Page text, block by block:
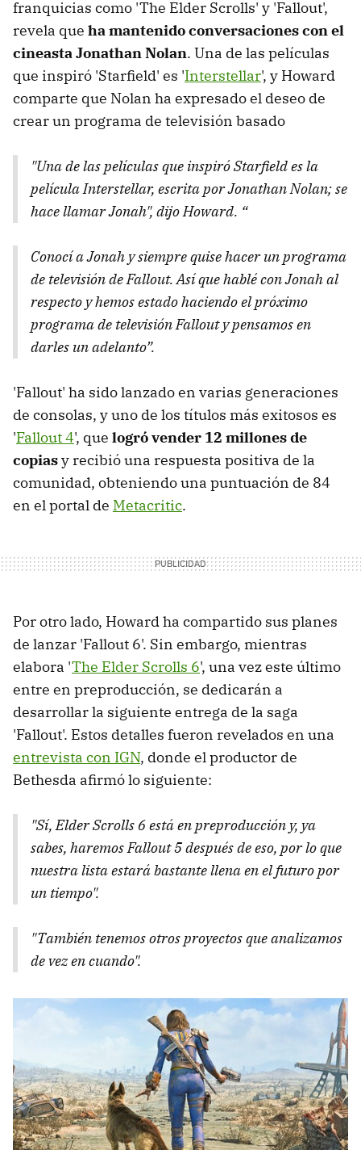
franquicias como 'The Elder Scrolls' y 'Fallout',
revela que ha mantenido conversaciones con el
cineasta Jonathan Nolan. Una de las películas
que inspiró 'Starfield' es 'Interstellar', y Howard
comparte que Nolan ha expresado el deseo de
crear un programa de televisión basado
"Una de las películas que inspiró Starfield es la
película Interstellar, escrita por Jonathan Nolan; se
hace llamar Jonah", dijo Howard. “
Conocí a Jonah y siempre quise hacer un programa
de televisión de Fallout. Así que hablé con Jonah al
respecto y hemos estado haciendo el próximo
programa de televisión Fallout y pensamos en
darles un adelanto”.
'Fallout' ha sido lanzado en varias generaciones
de consolas, y uno de los títulos más exitosos es
'Fallout 4', que logró vender 12 millones de
copiasy recibió una respuesta positiva de la
comunidad, obteniendo una puntuación de 84
en el portal de Metacritic.
Por otro lado, Howard ha compartido sus planes
de lanzar 'Fallout 6'. Sin embargo, mientras
elabora 'The Elder Scrolls 6', una vez este último
entre en preproducción, se dedicarán a
desarrollar la siguiente entrega de la saga
'Fallout'. Estos detalles fueron revelados en una
entrevista con IGN, donde el productor de
Bethesda afirmó lo siguiente:
"Sí, Elder Scrolls 6 está en preproducción y, ya
sabes, haremos Fallout 5 después de eso, por lo que
nuestra lista estará bastante llena en el futuro por
un tiempo".
"También tenemos otros proyectos que analizamos
de vez en cuando".